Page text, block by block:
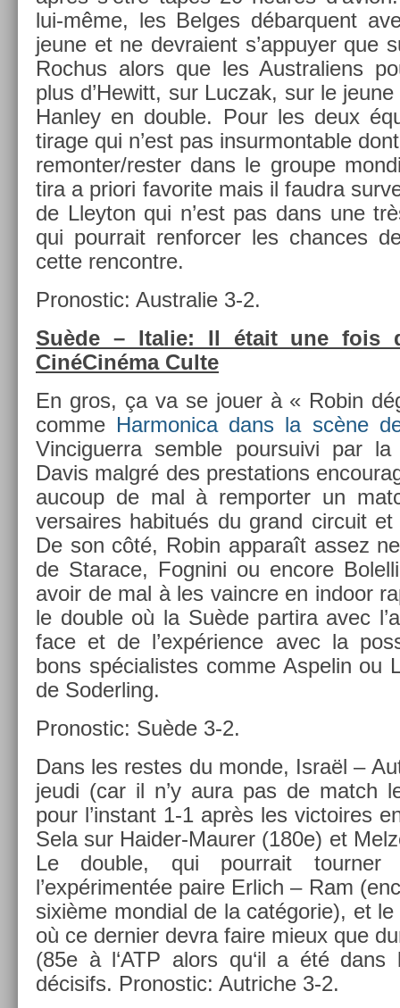
lui-même, les Be­lges débar­quent
jeune et ne de­vraient s’ap­puy­er que
Roc­hus alors que les Australiens
plus d’Hewitt, sur Luc­zak, sur le
Han­ley en doub­le. Pour les deux
tirage qui n’est pas in­sur­mont­able
re­mon­ter/rest­er dans le groupe
tira a priori favorite mais il faud­ra
de Lleyton qui n’est pas dans une
qui pour­rait re­nforc­er les chan­ces
cette re­ncontre.
Pro­nos­tic: Australie 3-2.
Suède – Italie: Il était une fois
CinéCinéma Culte
En gros, ça va se jouer à « Robin
comme Har­monica dans la scène
Vin­ciguer­ra semble pour­suivi par
Davis malgré des pre­sta­tions
aucoup de mal à re­mport­er un
versaires habitués du grand cir­cuit
De son côté, Robin ap­paraît assez
de Starace, Fog­nini ou en­core
avoir de mal à les vaincre en in­door
le doub­le où la Suède par­tira avec
face et de l’expéri­ence avec la
bons spécialis­tes comme As­pelin ou
de Soderl­ing.
Pro­nos­tic: Suède 3-2.
Dans les re­stes du monde, Israël –
jeudi (car il n’y aura pas de match
pour l’instant 1-1 après les vic­toires
Sela sur Haider-Maurer (180e) et
Le doub­le, qui pour­rait tourn­er
l’expérimentée paire Er­lich – Ram
sixième mon­di­al de la catégorie), et
où ce de­rni­er devra faire mieux que
(85e à l‘ATP alors qu‘il a été
décisifs. Pro­nos­tic: Aut­riche 3-2.